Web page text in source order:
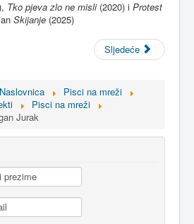
Tko pjeva zlo ne misli (2020) i Protest
Skijanje (2025)
Sljedeće
Naslovnica
Pisci na mreži
Pisci na mreži
Jurak